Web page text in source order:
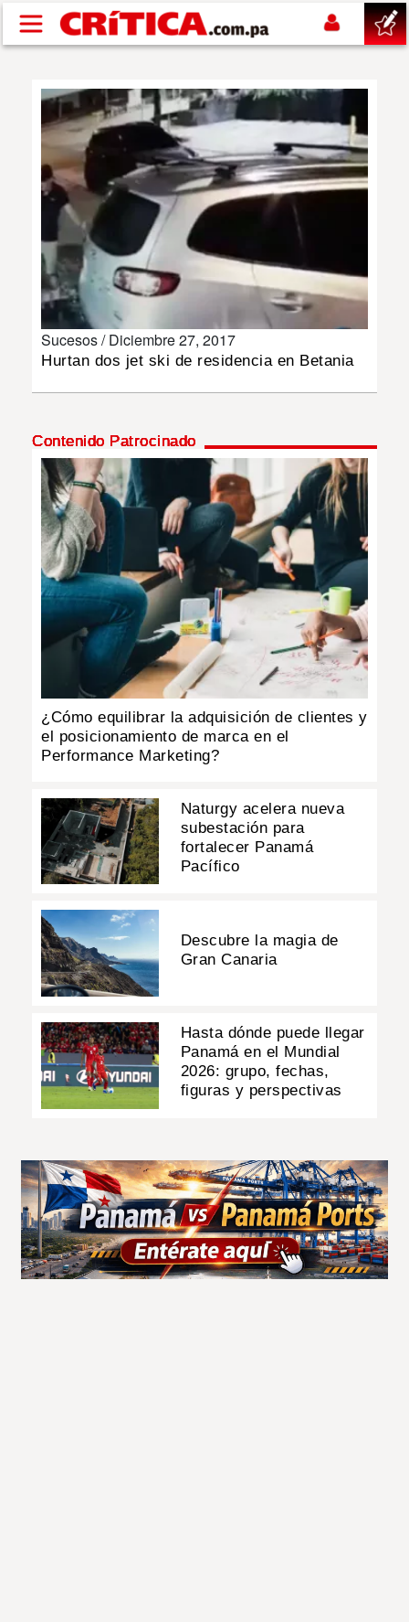
Pasar al contenido principal
SUCESOS
NACIONAL
SHOW
DEPORTES
MUNDO
INSÓLITAS
MULTIMEDIA
IMPRESO
Sucesos /Diciembre 27, 2017
Hurtan dos jet ski de residencia en Betania
Contenido Patrocinado
¿Cómo equilibrar la adquisición de clientes y
el posicionamiento de marca en el
Performance Marketing?
Naturgy acelera nueva
subestación para
fortalecer Panamá
Pacífico
Descubre la magia de
Gran Canaria
Hasta dónde puede llegar
Panamá en el Mundial
2026: grupo, fechas,
figuras y perspectivas